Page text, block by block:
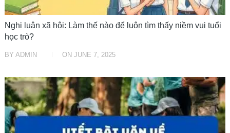
Nghị luận xã hội: Làm thế nào để luôn tìm thấy niềm vui tuổi
học trò?
BY ADMIN ON JUNE 7, 2025
VĂN MẪU HAY